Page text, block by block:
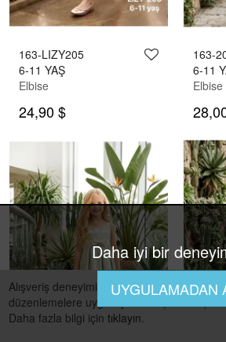
163-LIZY205
6-11 YAŞ
Elbise
24,90 $
163-
6-11
Elbise
Alışveriş deneyiminizi iyileştirmek için yasal
düzenlemelere uygun çerezler (cookies)
Daha fazla bilgi için tıklayın.
Daha iyi bir
UYGULAMADAN